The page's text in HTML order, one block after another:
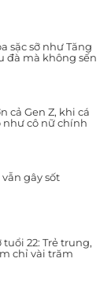
sặc sỡ như Tăng
đà mà không sến
cả Gen Z, khi cá
cô nữ chính
gây sốt
22: Trẻ trung,
chỉ vài trăm